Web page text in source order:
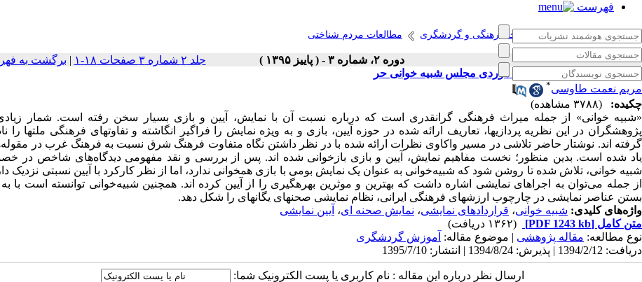
فهرست
انتشارات پژوهشگاه میراث فرهنگی و گردشگری مطالعات مردم شناختی
دوره ۲، شماره ۳ - ( پاییز ۱۳۹۵ ) جلد ۲ شماره ۳ صفحات ۱۸-۱ | برگشت به
چیستی شبیه خوانی: مطالعه موردی مجلس شبیه خوانی حر
مریم نعمت طاوسی*
چکیده:
(۳۷۸۸ مشاهده)
«شبیه­ خوانی» از جمله میراث فرهنگی گرانقدری است که درباره‌ نسبت آن با نمایش، آیین و بازی بسیار سخن رفته است. شمار
پژوهشگران در این نظریه­ پردازی­ها، تعاریف ارائه شده در حوزه‌ آیین، بازی و به ویژه نمایش را فراگیر انگاشته و تفاوت­های فرهنگی ملت­ها را
گرفته ­اند. نوشتار حاضر تلاشی در مسیر واکاوی نظرات ارائه شده با در نظر داشتن نگاه متفاوت فرهنگ شرق نسبت به فرهنگ غرب در
یاد شده است. بدین منظور؛ نخست مفاهیم نمایش، آیین و بازی بازخوانی شده اند. پس از بررسی و نقد مفهومی دیدگاه‌های شاخص در
شبیه­ خوانی، تلاش شده تا روشن شود که شبیه‌خوانی به عنوان یک نمایش بومی با بازی همخوانی ندارد، اما از نظر کارکرد با آیین نسبتی نزدیک
از جمله می‌توان به اجراهای نمایشی اشاره داشت که بهترین و موثرین بهره­گیری را از آیین کرده اند. همچنین شبیه‌خوانی توانسته است با به
بستن عناصر نمایشی در چارچوب ارزش­های فرهنگی ایرانی، نظام نمایشی صحنه­ای یگانه­ای را شکل دهد.
واژه‌های کلیدی: شبیه خوانی، قراردادهای نمایشی، نمایش صحنه ای، آیین نمایشی
متن کامل [PDF 1243 kb]
(۱۳۶۲ دریافت)
نوع مطالعه: مقاله پژوهشی | موضوع مقاله: آموزش گردشگری
دریافت: 1394/2/12 | پذیرش: 1394/8/24 | انتشار: 1395/7/10
ارسال نظر درباره این مقاله : نام کاربری یا پست الکترونیک شما: